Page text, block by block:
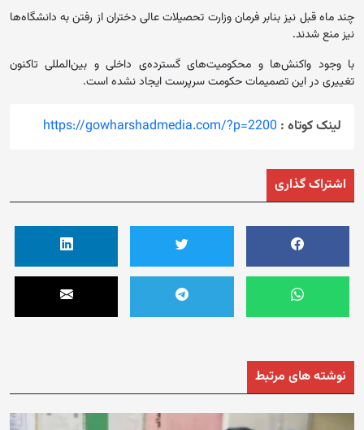
چند ماه قبل نیز بنابر فرمان وزارت تحصیلات عالی دختران از رفتن به دانشگاه‌ها
نیز منع شدند.
با وجود واکنش‌ها و محکومیت‌های گسترده‌ی داخلی و بین‌المللی تاکنون
تغییری در این تصمیمات حکومت سرپرست ایجاد نشده است.
لینک کوتاه : https://gowharshadmedia.com/?p=2200
اشتراک گذاری
نوشته های مرتبط